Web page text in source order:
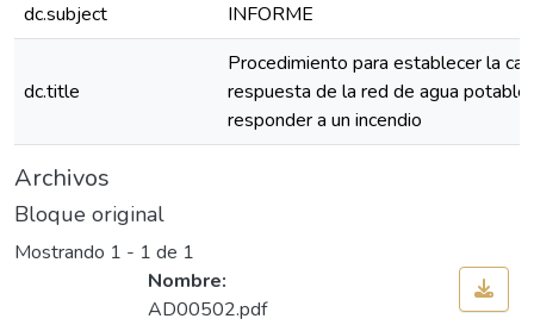
dc.subject
INFORME
dc.title
Procedimiento para establecer la
respuesta de la red de agua potable
responder a un incendio
Archivos
Bloque original
Mostrando 1 - 1 de 1
Nombre:
AD00502.pdf